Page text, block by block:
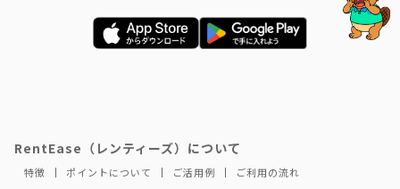
RentEase（レンティーズ）について
特徴 ポイントについて ご活用例 ご利用の流れ